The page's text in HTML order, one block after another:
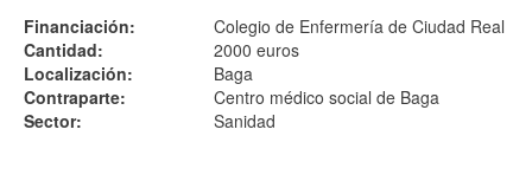
Financiación:
Colegio de Enfermería de Ciudad Real
Cantidad:
2000 euros
Localización:
Baga
Contraparte:
Centro médico social de Baga
Sector:
Sanidad